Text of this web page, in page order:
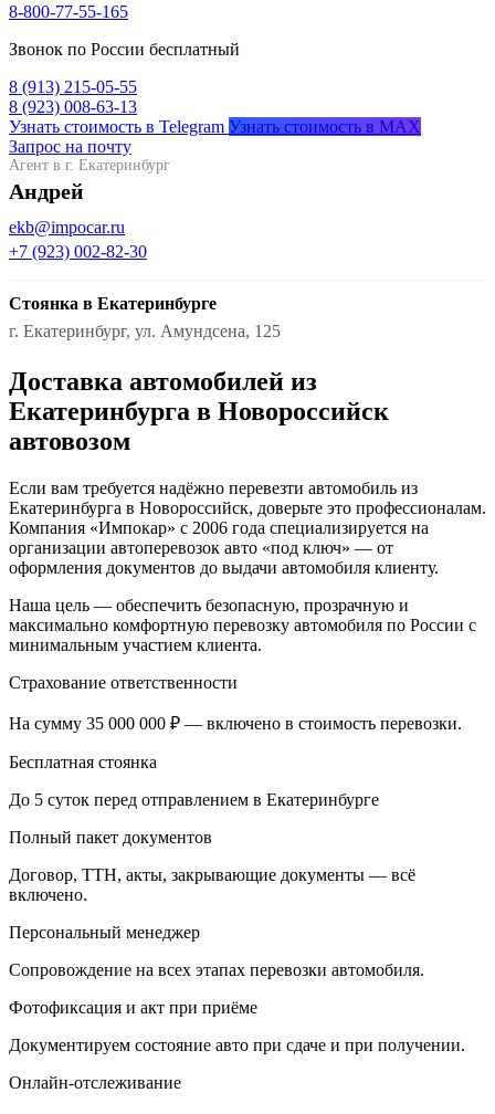
8-800-77-55-165
Звонок по России бесплатный
8 (913) 215-05-55
8 (923) 008-63-13
Узнать стоимость в Telegram Узнать стоимость в MAX
Запрос на почту
Агент в г. Екатеринбург
Андрей
ekb@impocar.ru
+7 (923) 002-82-30
Стоянка в Екатеринбурге
г. Екатеринбург, ул. Амундсена, 125
Доставка автомобилей из
Екатеринбурга в Новороссийск
автовозом
Если вам требуется надёжно перевезти автомобиль из
Екатеринбурга в Новороссийск, доверьте это профессионалам.
Компания «Импокар» с 2006 года специализируется на
организации автоперевозок авто «под ключ» — от
оформления документов до выдачи автомобиля клиенту.
Наша цель — обеспечить безопасную, прозрачную и
максимально комфортную перевозку автомобиля по России с
минимальным участием клиента.
Страхование ответственности
На сумму 35 000 000 ₽ — включено в стоимость перевозки.
Бесплатная стоянка
До 5 суток перед отправлением в Екатеринбурге
Полный пакет документов
Договор, ТТН, акты, закрывающие документы — всё
включено.
Персональный менеджер
Сопровождение на всех этапах перевозки автомобиля.
Фотофиксация и акт при приёме
Документируем состояние авто при сдаче и при получении.
Онлайн-отслеживание